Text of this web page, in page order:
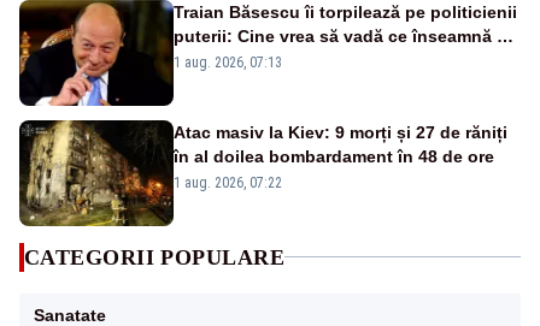
Traian Băsescu îi torpilează pe politicienii
puterii: Cine vrea să vadă ce înseamnă să
fii prost, se uită la România
1 aug. 2026, 07:13
Atac masiv la Kiev: 9 morți și 27 de răniți
în al doilea bombardament în 48 de ore
1 aug. 2026, 07:22
CATEGORII POPULARE
Sanatate